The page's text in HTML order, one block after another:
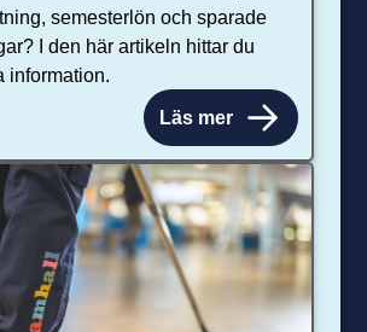
semesterlön och sparade
I den här artikeln hittar du
information.
Läs mer